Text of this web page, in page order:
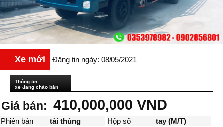
Xe mới Đăng tin ngày: 08/05/2021
Thông tin
xe đang chào bán
Giá bán: 410,000,000 VND
Phiên bản
tải thùng
Hộp số
tay (M/T)